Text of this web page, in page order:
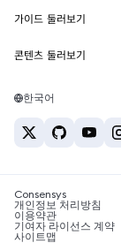
Snaps
웹3 서비스
보안
고객 지원
채용
솔라나 가격
테더 가격
ETH를 USD로 환전
USDT를 INR로 환전
BTC를 INR로 환전
ETH를 USDT로 환전
가이드 둘러보기
ETH 매수
USDT 매수
SHIB 매수
BNB 매수
콘텐츠 둘러보기
솔라나 지갑
암호화폐 세금 뉴스
암호화폐 매수 방법
한국어
Consensys
개인정보 처리방침
이용약관
기여자 라이선스 계약
사이트맵